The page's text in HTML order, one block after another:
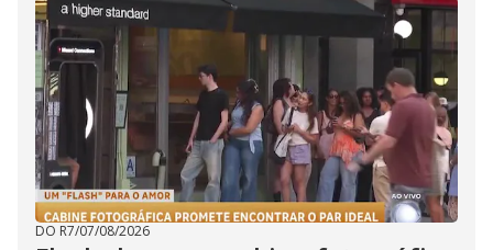
DO R7/07/08/2026